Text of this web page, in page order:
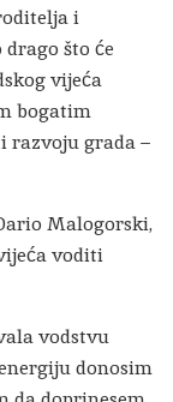
i
što će
vijeća
bogatim
razvoju grada –
Malogorski,
voditi
vodstvu
donosim